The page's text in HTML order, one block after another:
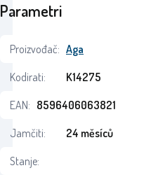
Parametri
Proizvođač: Aga
Kodirati:
K14275
EAN: 8596406063821
Jamčiti:
24 měsíců
Stanje: